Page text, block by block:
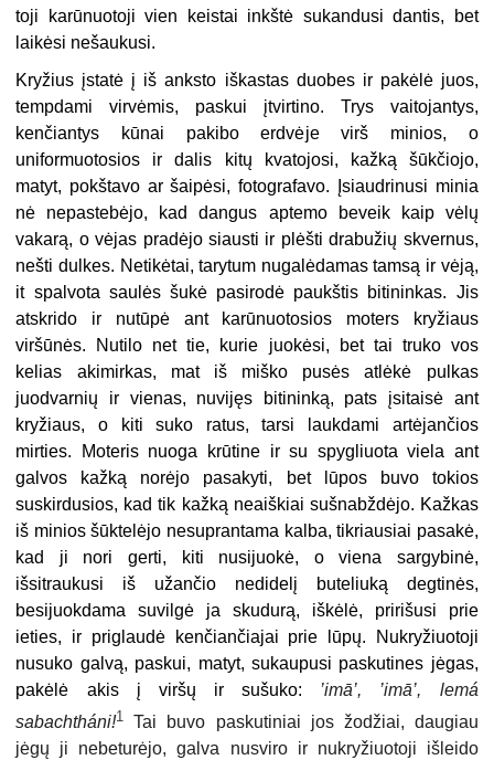
toji karūnuotoji vien keistai inkštė sukandusi dantis, bet
laikėsi nešaukusi.
Kryžius įstatė į iš anksto iškastas duobes ir pakėlė juos,
tempdami virvėmis, paskui įtvirtino. Trys vaitojantys,
kenčiantys kūnai pakibo erdvėje virš minios, o
uniformuotosios ir dalis kitų kvatojosi, kažką šūkčiojo,
matyt, pokštavo ar šaipėsi, fotografavo. Įsiaudrinusi minia
nė nepastebėjo, kad dangus aptemo beveik kaip vėlų
vakarą, o vėjas pradėjo siausti ir plėšti drabužių skvernus,
nešti dulkes. Netikėtai, tarytum nugalėdamas tamsą ir vėją,
it spalvota saulės šukė pasirodė paukštis bitininkas. Jis
atskrido ir nutūpė ant karūnuotosios moters kryžiaus
viršūnės. Nutilo net tie, kurie juokėsi, bet tai truko vos
kelias akimirkas, mat iš miško pusės atlėkė pulkas
juodvarnių ir vienas, nuvijęs bitininką, pats įsitaisė ant
kryžiaus, o kiti suko ratus, tarsi laukdami artėjančios
mirties. Moteris nuoga krūtine ir su spygliuota viela ant
galvos kažką norėjo pasakyti, bet lūpos buvo tokios
suskirdusios, kad tik kažką neaiškiai sušnabždėjo. Kažkas
iš minios šūktelėjo nesuprantama kalba, tikriausiai pasakė,
kad ji nori gerti, kiti nusijuokė, o viena sargybinė,
išsitraukusi iš užančio nedidelį buteliuką degtinės,
besijuokdama suvilgė ja skudurą, iškėlė, pririšusi prie
ieties, ir priglaudė kenčiančiajai prie lūpų. Nukryžiuotoji
nusuko galvą, paskui, matyt, sukaupusi paskutines jėgas,
pakėlė akis į viršų ir sušuko: ’imā’,
’imā’, lemá
sabachtháni!1
Tai buvo paskutiniai jos žodžiai, daugiau
jėgų ji nebeturėjo, galva nusviro ir nukryžiuotoji išleido